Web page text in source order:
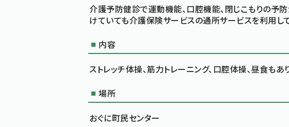
介護予防健診で運動機能、口腔機能、閉じこもりの予
けていても介護保険サービスの通所サービスを利用し
内容
ストレッチ体操、筋力トレーニング、口腔体操、昼食もあ
場所
おぐに町民センター